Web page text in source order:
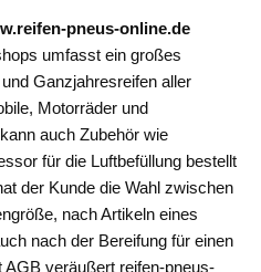
pneus-online.de
umfasst ein großes
Ganzjahresreifen aller
Motorräder und
auch Zubehör wie
für die Luftbefüllung bestellt
der Kunde die Wahl zwischen
nach Artikeln eines
nach der Bereifung für einen
veräußert reifen-pneus-